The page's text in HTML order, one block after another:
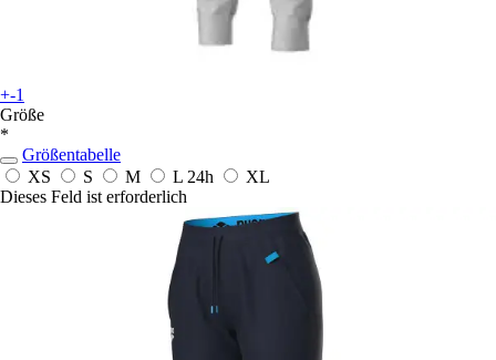
+-1
Größe
*
Größentabelle
XS
S M L 24h
XL
Dieses Feld ist erforderlich